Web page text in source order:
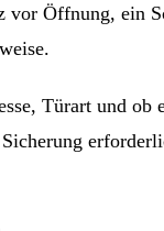
Öffnung, ein
Türart und